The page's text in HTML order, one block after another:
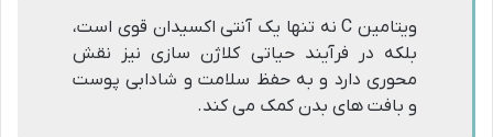
ویتامین C نه تنها یک آنتی اکسیدان قوی است،
بلکه در فرآیند حیاتی کلاژن سازی نیز نقش
محوری دارد و به حفظ سلامت و شادابی پوست
و بافت های بدن کمک می کند.